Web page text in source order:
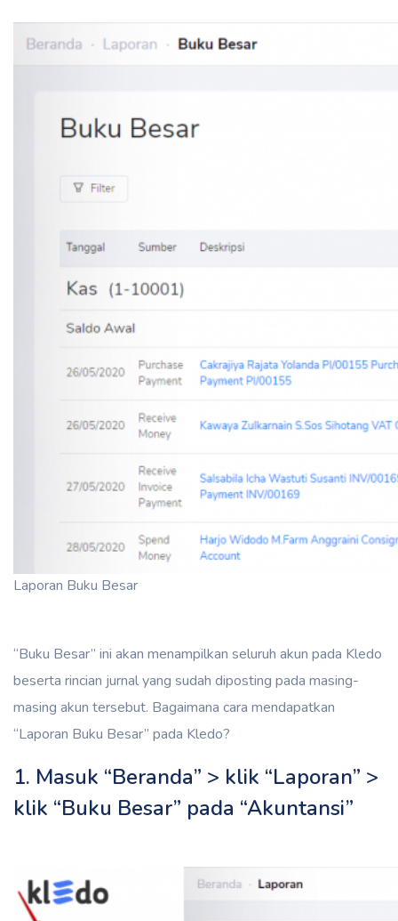
Laporan Buku Besar
“Buku Besar” ini akan menampilkan seluruh akun pada Kledo
beserta rincian jurnal yang sudah diposting pada masing-
masing akun tersebut. Bagaimana cara mendapatkan
“Laporan Buku Besar” pada Kledo?
1. Masuk “Beranda” > klik “Laporan” >
klik “Buku Besar” pada “Akuntansi”